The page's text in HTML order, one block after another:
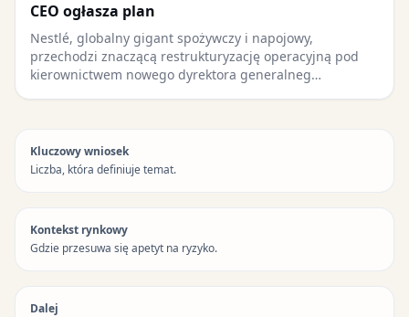
CEO ogłasza plan
Nestlé, globalny gigant spożywczy i napojowy,
przechodzi znaczącą restrukturyzację operacyjną pod
kierownictwem nowego dyrektora generalneg…
Kluczowy wniosek
Liczba, która definiuje temat.
Kontekst rynkowy
Gdzie przesuwa się apetyt na ryzyko.
Dalej